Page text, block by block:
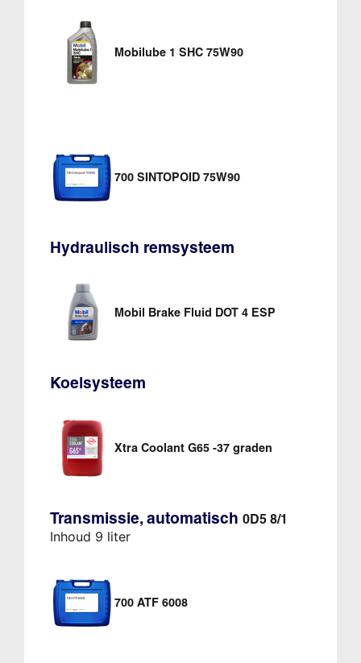
Mobilube 1 SHC 75W90
700 SINTOPOID 75W90
Hydraulisch remsysteem
Mobil Brake Fluid DOT 4 ESP
Koelsysteem
Xtra Coolant G65 -37 graden
Transmissie, automatisch 0D5 8/1
Inhoud 9 liter
700 ATF 6008